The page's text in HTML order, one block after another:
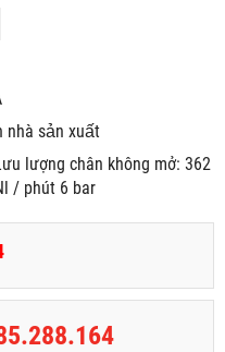
nhà sản xuất
lượng chân không mở: 362
/ phút 6 bar